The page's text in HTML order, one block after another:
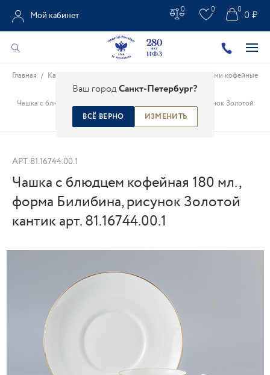
Ваш городСанкт-Петербург?
ВСЁ ВЕРНО ИЗМЕНИТЬ
Мой кабинет
0 0 0 ₽
0
Главная / Каталог
Чашки с блюдцами кофейные
/
Чашка с блюдцем кофейная 180 мл., форма Билибина, рисунок Золотой
кантик арт. 81.16744.00.1
АРТ. 81.16744.00.1
Чашка с блюдцем кофейная 180 мл.,
форма Билибина, рисунок Золотой
кантик арт. 81.16744.00.1